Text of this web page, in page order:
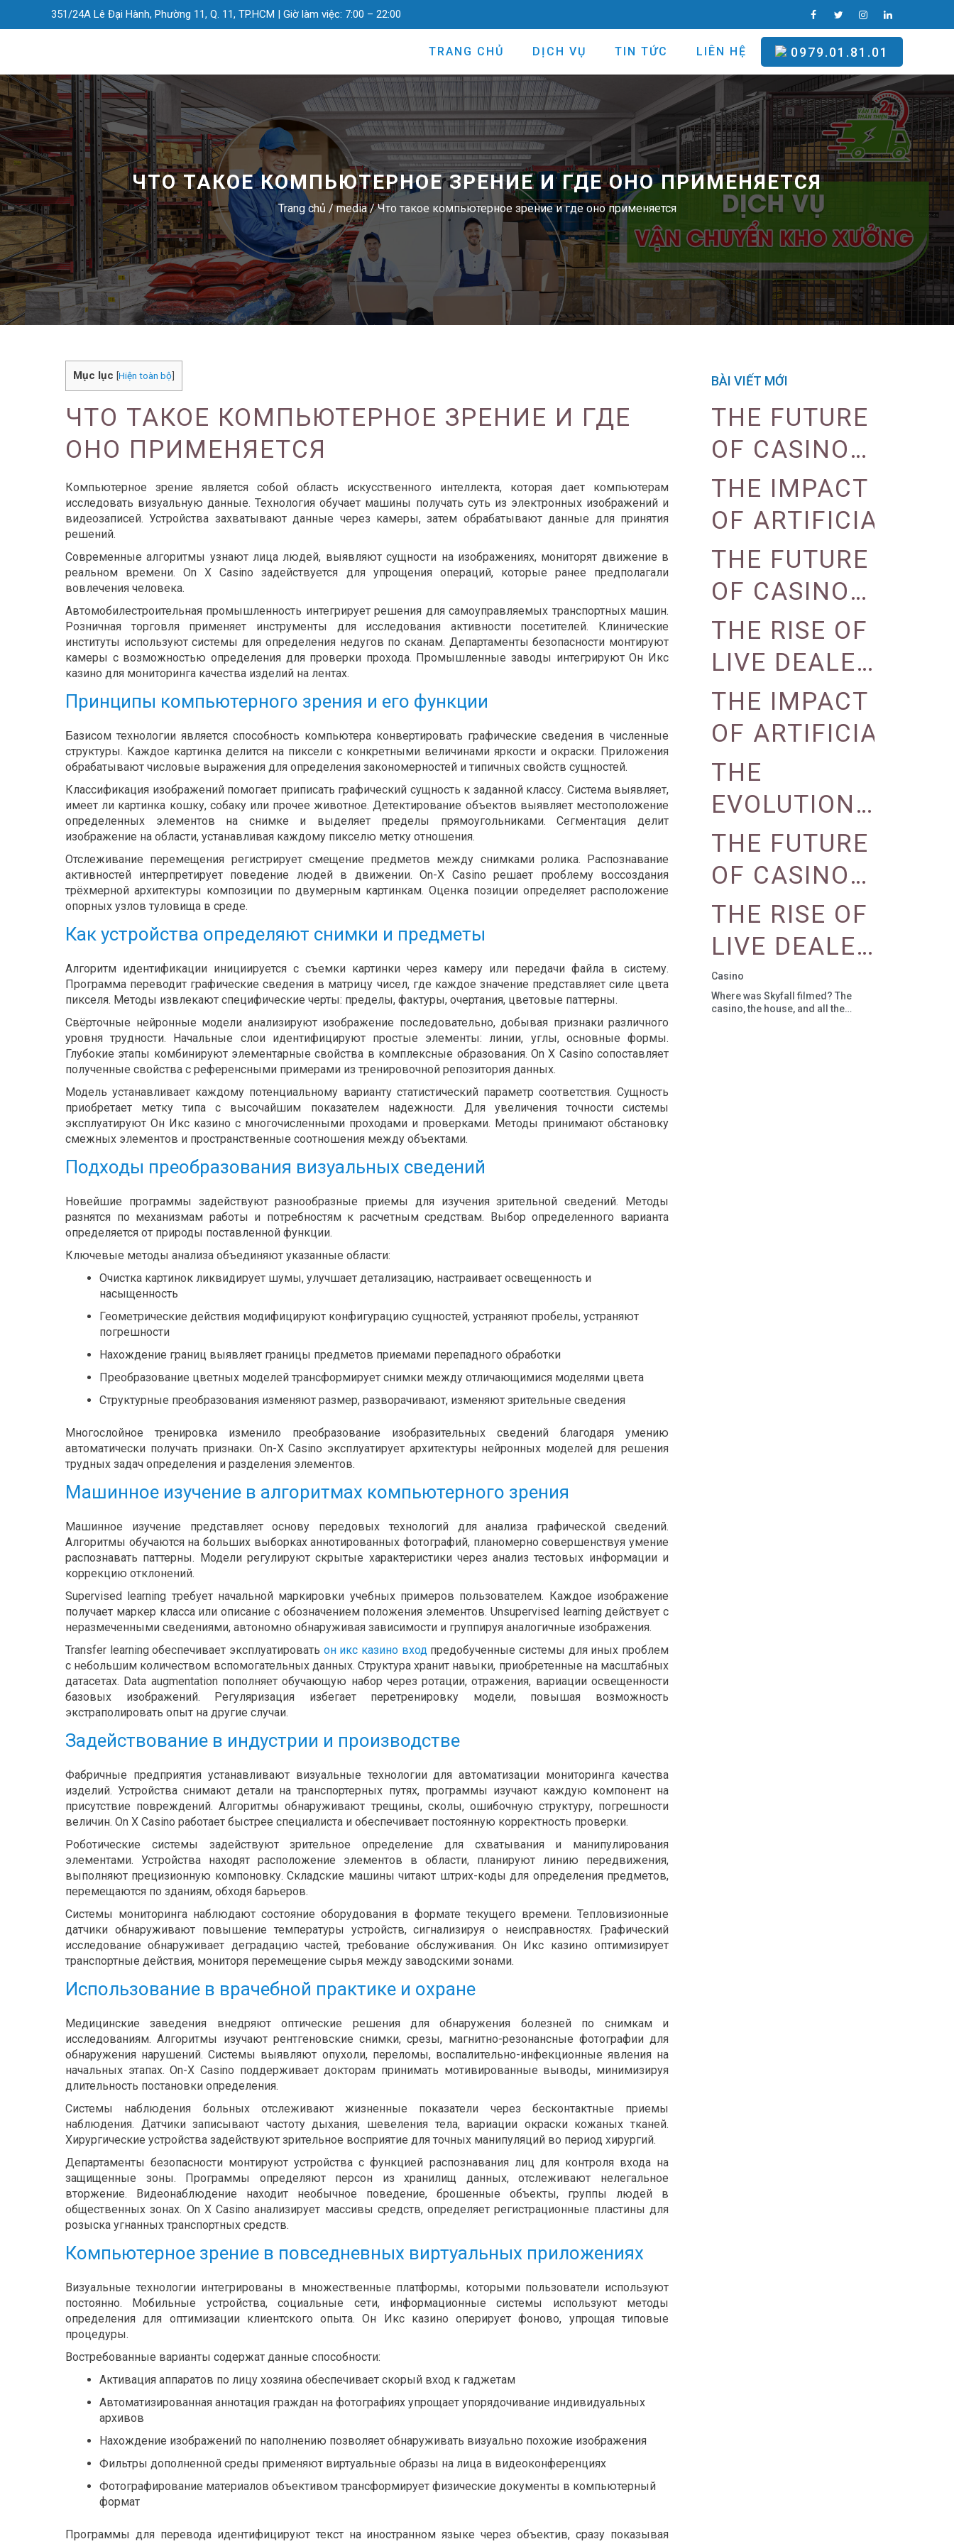
351/24A Lê Đại Hành, Phường 11, Q. 11, TP.HCM | Giờ làm việc: 7:00 – 22:00
TRANG CHỦ DỊCH VỤ TIN TỨC LIÊN HỆ 0979.01.81.01
ЧТО ТАКОЕ КОМПЬЮТЕРНОЕ ЗРЕНИЕ И ГДЕ ОНО ПРИМЕНЯЕТСЯ
Trang chủ/media/Что такое компьютерное зрение и где оно применяется
Mục lục [Hiện toàn bộ]
ЧТО ТАКОЕ КОМПЬЮТЕРНОЕ ЗРЕНИЕ И ГДЕ
ОНО ПРИМЕНЯЕТСЯ
Компьютерное зрение является собой область искусственного интеллекта, которая дает компьютерам
исследовать визуальную данные. Технология обучает машины получать суть из электронных изображений и
видеозаписей. Устройства захватывают данные через камеры, затем обрабатывают данные для принятия
решений.
Современные алгоритмы узнают лица людей, выявляют сущности на изображениях, мониторят движение в
реальном времени. On X Casino задействуется для упрощения операций, которые ранее предполагали
вовлечения человека.
Автомобилестроительная промышленность интегрирует решения для самоуправляемых транспортных машин.
Розничная торговля применяет инструменты для исследования активности посетителей. Клинические
институты используют системы для определения недугов по сканам. Департаменты безопасности монтируют
камеры с возможностью определения для проверки прохода. Промышленные заводы интегрируют Он Икс
казино для мониторинга качества изделий на лентах.
Принципы компьютерного зрения и его функции
Базисом технологии является способность компьютера конвертировать графические сведения в численные
структуры. Каждое картинка делится на пиксели с конкретными величинами яркости и окраски. Приложения
обрабатывают числовые выражения для определения закономерностей и типичных свойств сущностей.
Классификация изображений помогает приписать графический сущность к заданной классу. Система выявляет,
имеет ли картинка кошку, собаку или прочее животное. Детектирование объектов выявляет местоположение
определенных элементов на снимке и выделяет пределы прямоугольниками. Сегментация делит
изображение на области, устанавливая каждому пикселю метку отношения.
Отслеживание перемещения регистрирует смещение предметов между снимками ролика. Распознавание
активностей интерпретирует поведение людей в движении. On-X Casino решает проблему воссоздания
трёхмерной архитектуры композиции по двумерным картинкам. Оценка позиции определяет расположение
опорных узлов туловища в среде.
Как устройства определяют снимки и предметы
Алгоритм идентификации инициируется с съемки картинки через камеру или передачи файла в систему.
Программа переводит графические сведения в матрицу чисел, где каждое значение представляет силе цвета
пикселя. Методы извлекают специфические черты: пределы, фактуры, очертания, цветовые паттерны.
Свёрточные нейронные модели анализируют изображение последовательно, добывая признаки различного
уровня трудности. Начальные слои идентифицируют простые элементы: линии, углы, основные формы.
Глубокие этапы комбинируют элементарные свойства в комплексные образования. On X Casino сопоставляет
полученные свойства с референсными примерами из тренировочной репозитория данных.
Модель устанавливает каждому потенциальному варианту статистический параметр соответствия. Сущность
приобретает метку типа с высочайшим показателем надежности. Для увеличения точности системы
эксплуатируют Он Икс казино с многочисленными проходами и проверками. Методы принимают обстановку
смежных элементов и пространственные соотношения между объектами.
Подходы преобразования визуальных сведений
Новейшие программы задействуют разнообразные приемы для изучения зрительной сведений. Методы
разнятся по механизмам работы и потребностям к расчетным средствам. Выбор определенного варианта
определяется от природы поставленной функции.
Ключевые методы анализа объединяют указанные области:
Очистка картинок ликвидирует шумы, улучшает детализацию, настраивает освещенность и
насыщенность
Геометрические действия модифицируют конфигурацию сущностей, устраняют пробелы, устраняют
погрешности
Нахождение границ выявляет границы предметов приемами перепадного обработки
Преобразование цветных моделей трансформирует снимки между отличающимися моделями цвета
Структурные преобразования изменяют размер, разворачивают, изменяют зрительные сведения
Многослойное тренировка изменило преобразование изобразительных сведений благодаря умению
автоматически получать признаки. On-X Casino эксплуатирует архитектуры нейронных моделей для решения
трудных задач определения и разделения элементов.
Машинное изучение в алгоритмах компьютерного зрения
Машинное изучение представляет основу передовых технологий для анализа графической сведений.
Алгоритмы обучаются на больших выборках аннотированных фотографий, планомерно совершенствуя умение
распознавать паттерны. Модели регулируют скрытые характеристики через анализ тестовых информации и
коррекцию отклонений.
Supervised learning требует начальной маркировки учебных примеров пользователем. Каждое изображение
получает маркер класса или описание с обозначением положения элементов. Unsupervised learning действует с
неразмеченными сведениями, автономно обнаруживая зависимости и группируя аналогичные изображения.
Transfer learning обеспечивает эксплуатировать он икс казино входпредобученные системы для иных проблем
с небольшим количеством вспомогательных данных. Структура хранит навыки, приобретенные на масштабных
датасетах. Data augmentation пополняет обучающую набор через ротации, отражения, вариации освещенности
базовых изображений. Регуляризация избегает перетренировку модели, повышая возможность
экстраполировать опыт на другие случаи.
Задействование в индустрии и производстве
Фабричные предприятия устанавливают визуальные технологии для автоматизации мониторинга качества
изделий. Устройства снимают детали на транспортерных путях, программы изучают каждую компонент на
присутствие повреждений. Алгоритмы обнаруживают трещины, сколы, ошибочную структуру, погрешности
величин. On X Casino работает быстрее специалиста и обеспечивает постоянную корректность проверки.
Роботические системы задействуют зрительное определение для схватывания и манипулирования
элементами. Устройства находят расположение элементов в области, планируют линию передвижения,
выполняют прецизионную компоновку. Складские машины читают штрих-коды для определения предметов,
перемещаются по зданиям, обходя барьеров.
Системы мониторинга наблюдают состояние оборудования в формате текущего времени. Тепловизионные
датчики обнаруживают повышение температуры устройств, сигнализируя о неисправностях. Графический
исследование обнаруживает деградацию частей, требование обслуживания. Он Икс казино оптимизирует
транспортные действия, мониторя перемещение сырья между заводскими зонами.
Использование в врачебной практике и охране
Медицинские заведения внедряют оптические решения для обнаружения болезней по снимкам и
исследованиям. Алгоритмы изучают рентгеновские снимки, срезы, магнитно-резонансные фотографии для
обнаружения нарушений. Системы выявляют опухоли, переломы, воспалительно-инфекционные явления на
начальных этапах. On-X Casino поддерживает докторам принимать мотивированные выводы, минимизируя
длительность постановки определения.
Системы наблюдения больных отслеживают жизненные показатели через бесконтактные приемы
наблюдения. Датчики записывают частоту дыхания, шевеления тела, вариации окраски кожаных тканей.
Хирургические устройства задействуют зрительное восприятие для точных манипуляций во период хирургий.
Департаменты безопасности монтируют устройства с функцией распознавания лиц для контроля входа на
защищенные зоны. Программы определяют персон из хранилищ данных, отслеживают нелегальное
вторжение. Видеонаблюдение находит необычное поведение, брошенные объекты, группы людей в
общественных зонах. On X Casino анализирует массивы средств, определяет регистрационные пластины для
розыска угнанных транспортных средств.
Компьютерное зрение в повседневных виртуальных приложениях
Визуальные технологии интегрированы в множественные платформы, которыми пользователи используют
постоянно. Мобильные устройства, социальные сети, информационные системы используют методы
определения для оптимизации клиентского опыта. Он Икс казино оперирует фоново, упрощая типовые
процедуры.
Востребованные варианты содержат данные способности:
Активация аппаратов по лицу хозяина обеспечивает скорый вход к гаджетам
Автоматизированная аннотация граждан на фотографиях упрощает упорядочивание индивидуальных
архивов
Нахождение изображений по наполнению позволяет обнаруживать визуально похожие изображения
Фильтры дополненной среды применяют виртуальные образы на лица в видеоконференциях
Фотографирование материалов объективом трансформирует физические документы в компьютерный
формат
Программы для перевода идентифицируют текст на иностранном языке через объектив, сразу показывая
BÀI VIẾT MỚI
THE FUTURE
OF CASINO
GAMING:
VIRTUAL
REALITY
AND
AUGMENTED
REALITY
THE IMPACT
OF ARTIFICIAL
INTELLIGENCE
ON CASINO
OPERATIONS
THE FUTURE
OF CASINO
GAMING:
VIRTUAL
REALITY
AND
AUGMENTED
REALITY
THE RISE OF
LIVE DEALER
GAMES IN
ONLINE
CASINOS
THE IMPACT
OF ARTIFICIAL
INTELLIGENCE
ON CASINO
OPERATIONS
THE
EVOLUTION
OF CASINO
LOYALTY
PROGRAMS
THE FUTURE
OF CASINO
GAMING:
VIRTUAL
REALITY
AND
THE RISE OF
LIVE DEALER
GAMES IN
ONLINE
Casino
Where was Skyfall filmed? The
casino, the house, and all the